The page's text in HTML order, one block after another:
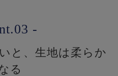
-
と、生地は柔らか
る